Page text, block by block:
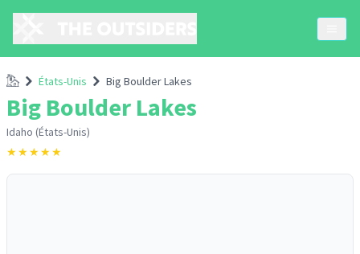
AccueilÉtats-Unis Big Boulder Lakes
Big Boulder Lakes
Idaho (États-Unis)
★★★★★